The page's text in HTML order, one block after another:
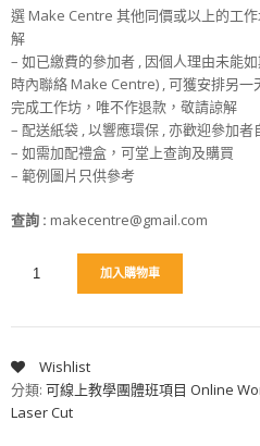
選 Make Centre 其他同價或以上的工
解
– 如已繳費的參加者 , 因個人理由未能
時內聯絡 Make Centre) , 可獲安排另
完成工作坊，唯不作退款，敬請諒解
– 配送紙袋 , 以響應環保 , 亦歡迎參加者
– 如需加配禮盒，可堂上查詢及購買
– 範例圖片只供參考
查詢 : makecentre@gmail.com
加入購物車
Wishlist
分類: 可線上教學團體班項目 Online
Laser Cut